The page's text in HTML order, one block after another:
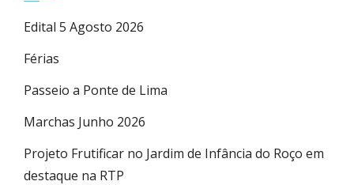
Edital 5 Agosto 2026
Férias
Passeio a Ponte de Lima
Marchas Junho 2026
Projeto Frutificar no Jardim de Infância do Roço em
destaque na RTP